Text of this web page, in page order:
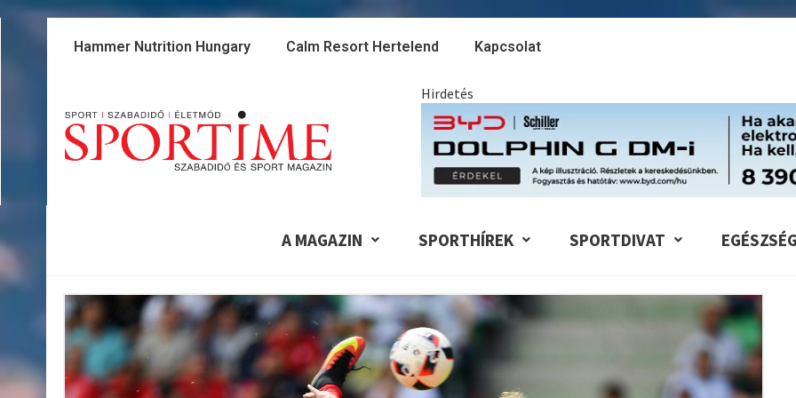
Skip
Hammer Nutrition Hungary Calm Resort Hertelend Kapcsolat
Hirdetés
A MAGAZIN SPORTHÍREK SPORTDIVAT EGÉSZSÉG